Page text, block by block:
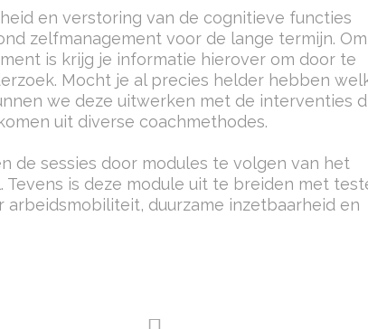
en verstoring van de cognitieve functies
zelfmanagement voor de lange termijn.
is krijg je informatie hierover om door te
Mocht je al precies helder hebben
we deze uitwerken met de interventies
uit diverse coachmethodes.
de sessies door modules te volgen van het
is deze module uit te breiden met
arbeidsmobiliteit, duurzame inzetbaarheid en